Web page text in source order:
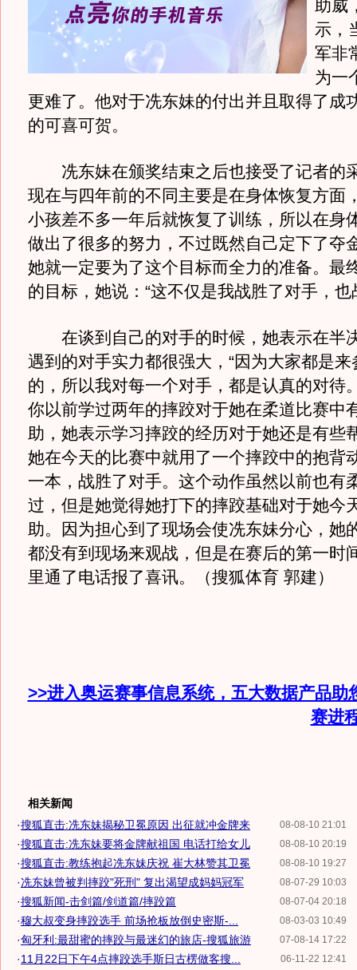
助威
示，
军非
为一
更难了。他对于冼东妹的付出并且取得了成
的可喜可贺。
冼东妹在颁奖结束之后也接受了记者的
现在与四年前的不同主要是在身体恢复方面
小孩差不多一年后就恢复了训练，所以在身
做出了很多的努力，不过既然自己定下了夺
她就一定要为了这个目标而全力的准备。最
的目标，她说：“这不仅是我战胜了对手，也
在谈到自己的对手的时候，她表示在半
遇到的对手实力都很强大，“因为大家都是来
的，所以我对每一个对手，都是认真的对待
你以前学过两年的摔跤对于她在柔道比赛中
助，她表示学习摔跤的经历对于她还是有些
她在今天的比赛中就用了一个摔跤中的抱背
一本，战胜了对手。这个动作虽然以前也有
过，但是她觉得她打下的摔跤基础对于她今
助。因为担心到了现场会使冼东妹分心，她
都没有到现场来观战，但是在赛后的第一时
里通了电话报了喜讯。（搜狐体育 郭建）
>>进入奥运赛事信息系统，五大数据产品助
赛进
相关新闻
08-08-10 21:01
·搜狐直击:冼东妹揭秘卫冕原因 出征就冲金牌来
08-08-10 20:19
·搜狐直击:冼东妹要将金牌献祖国 电话打给女儿
08-08-10 19:27
·搜狐直击:教练抱起冼东妹庆祝 崔大林赞其卫冕
08-07-29 10:03
·冼东妹曾被判摔跤"死刑" 复出渴望成妈妈冠军
08-07-04 20:18
·搜狐新闻-击剑篇/剑道篇/摔跤篇
08-03-03 10:49
·穆大叔变身摔跤选手 前场抢板放倒史密斯-...
07-08-14 17:22
·匈牙利:最甜蜜的摔跤与最迷幻的旅店-搜狐旅游
06-11-22 12:41
·11月22日下午4点摔跤选手斯日古楞做客搜...